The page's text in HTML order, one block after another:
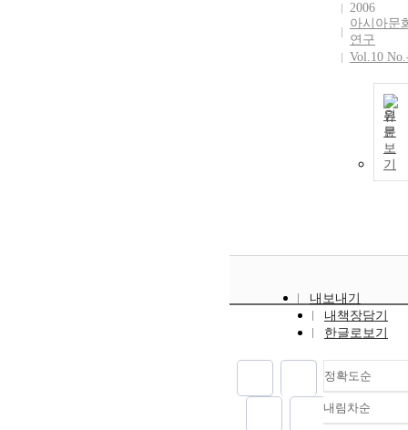
2006
아시아문
연구
Vol.10
원
문
보
기
내보내기
내책장담기
한글로보기
정확도순
정확도
내림차순